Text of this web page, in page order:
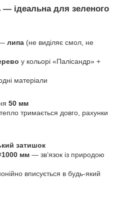
ідеальна для зеленого
липа (не виділяє смол, не
у кольорі «Палісандр» +
матеріали
50 мм
тримається довго, рахунки
затишок
мм — зв’язок із природою
вписується в будь-який